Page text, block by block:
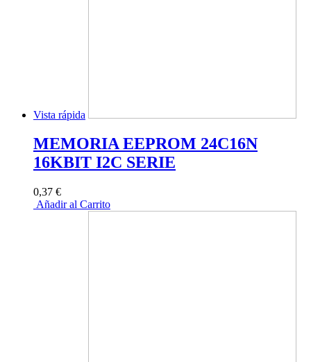
Vista rápida
MEMORIA EEPROM 24C16N
16KBIT I2C SERIE
0,37 €
Añadir al Carrito